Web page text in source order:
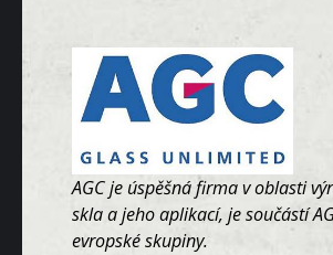
AGC je úspěšná firma v oblasti
skla a jeho aplikací, je součástí
evropské skupiny.